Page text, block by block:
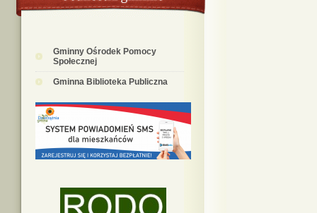
Gminny Ośrodek Pomocy
Społecznej
Gminna Biblioteka Publiczna